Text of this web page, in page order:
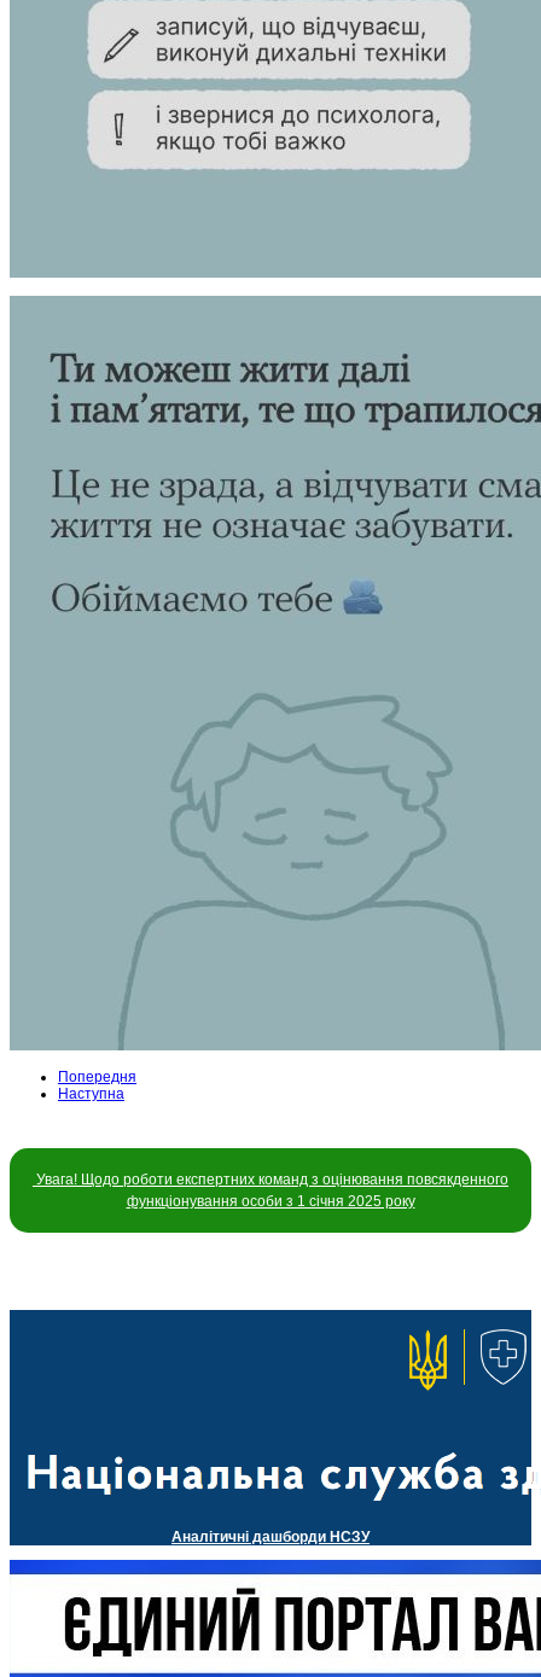
Попередня
Наступна
Увага! Щодо роботи експертних команд з оцінювання повсякденного
функціонування особи з 1 січня 2025 року
Аналітичні дашборди НСЗУ